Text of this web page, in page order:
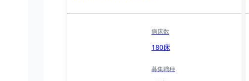
病床数
180床
募集職種